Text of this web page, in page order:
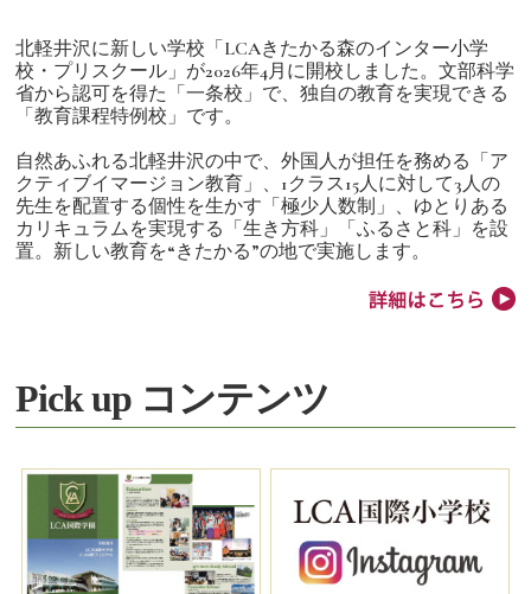
北軽井沢に新しい学校「LCAきたかる森のインター小学
校・プリスクール」が2026年4月に開校しました。文部科学
省から認可を得た「一条校」で、独自の教育を実現できる
「教育課程特例校」です。
自然あふれる北軽井沢の中で、外国人が担任を務める「ア
クティブイマージョン教育」、1クラス15人に対して3人の
先生を配置する個性を生かす「極少人数制」、ゆとりある
カリキュラムを実現する「生き方科」「ふるさと科」を設
置。新しい教育を“きたかる”の地で実施します。
Pick up コンテンツ